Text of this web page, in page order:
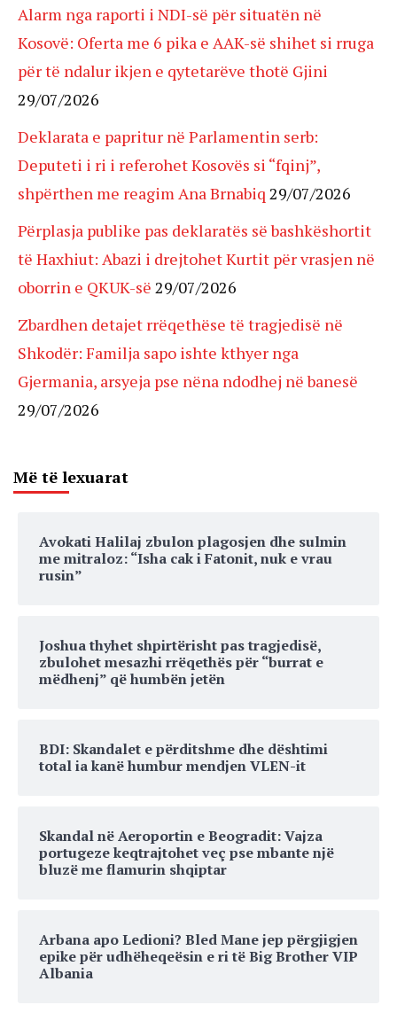
Alarm nga raporti i NDI-së për situatën në
Kosovë: Oferta me 6 pika e AAK-së shihet si rruga
për të ndalur ikjen e qytetarëve thotë Gjini
29/07/2026
Deklarata e papritur në Parlamentin serb:
Deputeti i ri i referohet Kosovës si “fqinj”,
shpërthen me reagim Ana Brnabiq 29/07/2026
Përplasja publike pas deklaratës së bashkëshortit
të Haxhiut: Abazi i drejtohet Kurtit për vrasjen në
oborrin e QKUK-së 29/07/2026
Zbardhen detajet rrëqethëse të tragjedisë në
Shkodër: Familja sapo ishte kthyer nga
Gjermania, arsyeja pse nëna ndodhej në banesë
29/07/2026
Më të lexuarat
Avokati Halilaj zbulon plagosjen dhe sulmin
me mitraloz: “Isha cak i Fatonit, nuk e vrau
rusin”
Joshua thyhet shpirtërisht pas tragjedisë,
zbulohet mesazhi rrëqethës për “burrat e
mëdhenj” që humbën jetën
BDI: Skandalet e përditshme dhe dështimi
total ia kanë humbur mendjen VLEN-it
Skandal në Aeroportin e Beogradit: Vajza
portugeze keqtrajtohet veç pse mbante një
bluzë me flamurin shqiptar
Arbana apo Ledioni? Bled Mane jep përgjigjen
epike për udhëheqeësin e ri të Big Brother VIP
Albania